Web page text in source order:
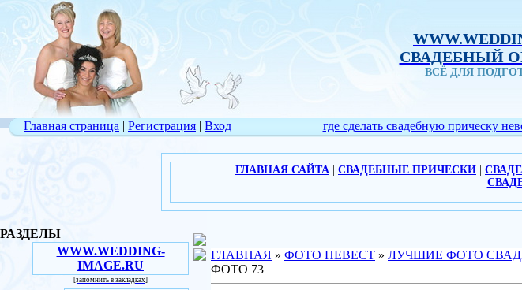
СВАДЕБНЫЙ
ВСЁ ДЛЯ
Главная страница | Регистрация | Вход где сделать свадебную прическу
ГЛАВНАЯ САЙТА СВАДЕБНЫЕ ПРИЧЕСКИ
РАЗДЕЛЫ
WWW.WEDDING-
IMAGE.RU
[запомнить в закладках]
ГЛАВНАЯ » ФОТО НЕВЕСТ » ЛУЧШИЕ ФОТО
ФОТО 73